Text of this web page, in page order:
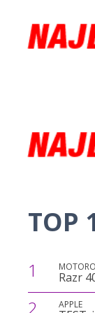
TOP
1 Razr
2 APPLE